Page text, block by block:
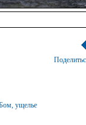
ущелье